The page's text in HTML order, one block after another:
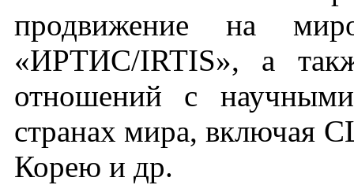
продвижение на
«ИРТИС/IRTIS», а
отношений с
странах мира,
Корею и др.